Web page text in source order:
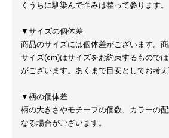
くうちに馴染んで歪みは整って参ります。
▼サイズの個体差
商品のサイズには個体差がございます。
サイズ(cm)はサイズをお約束するもので
がございます。あくまで目安としてお考え
▼柄の個体差
柄の大きさやモチーフの個数、カラーの
なる場合がございます。